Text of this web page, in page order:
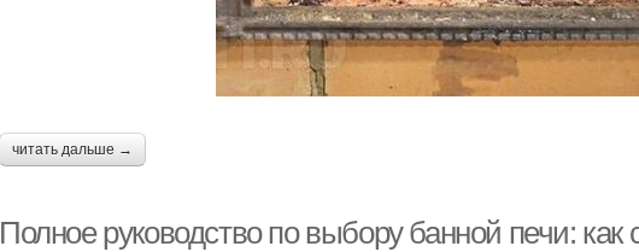
читать дальше →
Полное руководство по выбору банной печи: